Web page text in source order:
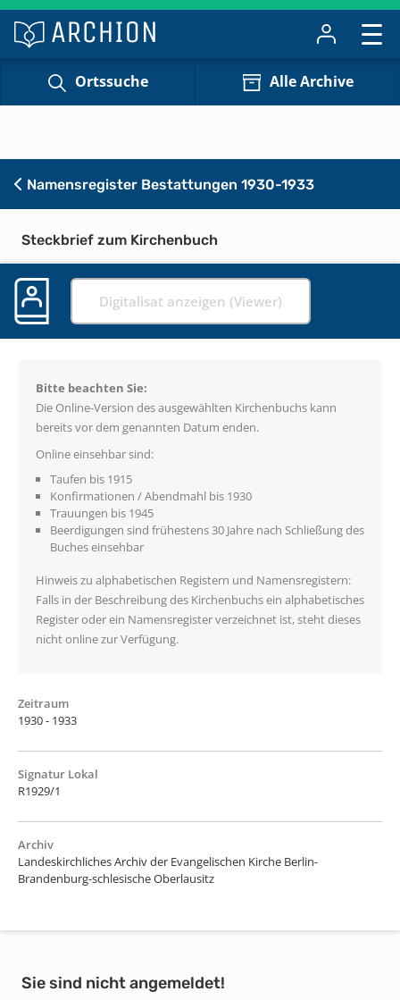
Ortssuche Alle Archive
Namensregister Bestattungen 1930-1933
Steckbrief zum Kirchenbuch
Digitalisat anzeigen (Viewer)
Bitte beachten Sie:
Die Online-Version des ausgewählten Kirchenbuchs kann
bereits vor dem genannten Datum enden.
Online einsehbar sind:
Taufen bis 1915
Konfirmationen / Abendmahl bis 1930
Trauungen bis 1945
Beerdigungen sind frühestens 30 Jahre nach Schließung des
Buches einsehbar
Hinweis zu alphabetischen Registern und Namensregistern:
Falls in der Beschreibung des Kirchenbuchs ein alphabetisches
Register oder ein Namensregister verzeichnet ist, steht dieses
nicht online zur Verfügung.
Zeitraum
1930 - 1933
Signatur Lokal
R1929/1
Archiv
Landeskirchliches Archiv der Evangelischen Kirche Berlin-
Brandenburg-schlesische Oberlausitz
Sie sind nicht angemeldet!